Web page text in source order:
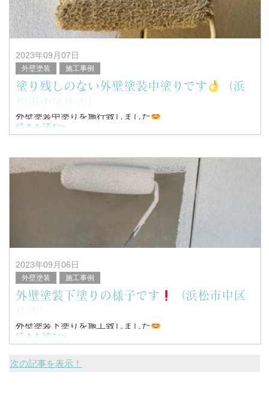
塗替家の堤と申します。
&
2023年09月07日
外壁塗装 施工事例
塗り残しのない外壁塗装中塗りです
（浜
松市中区住吉）
外壁塗装中塗りを施行致しました
こんにちは！
浜松市南区を中心に塗装工事全般を行っている、
続きを読む>
2023年09月06日
外壁塗装 施工事例
外壁塗装下塗りの様子です
（浜松市中区
住吉）
外壁塗装下塗りを施工致しました
こんにちは！
続きを読む>
次の記事を表示！